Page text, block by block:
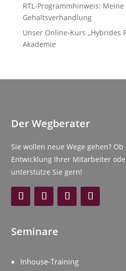
RTL-Programmhinweis:
Gehaltsverhandlung
Unser Online-Kurs „Hybrides
Akademie
Der Wegberater
Sie wollen neue Wege gehen?
Entwicklung Ihrer Mitarbeiter
unterstütze Sie gern!
Seminare
Inhouse-Training